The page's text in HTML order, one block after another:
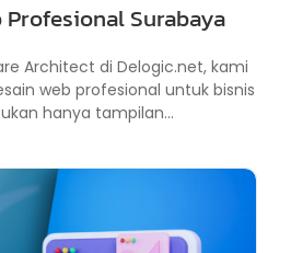
Profesional Surabaya
Architect di Delogic.net, kami
web profesional untuk bisnis
hanya tampilan...